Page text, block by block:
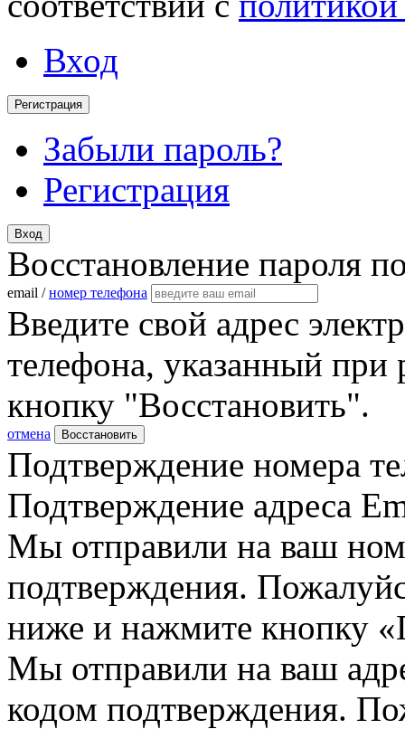
Вход
Регистрация
Забыли пароль?
Регистрация
Вход
Восстановление пароля
email /номер телефона
Введите свой адрес
телефона, указанный при
кнопку "Восстановить".
отмена Восстановить
Подтверждение номера
Подтверждение адреса
Мы отправили на ваш
подтверждения.
ниже и нажмите кнопку
Мы отправили на ваш
кодом подтверждения.